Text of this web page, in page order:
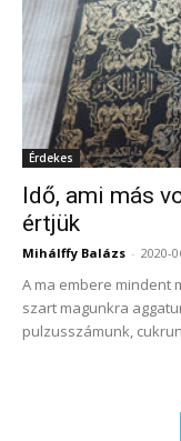
Érdekes
Idő, ami más
értjük
Mihálffy Balázs - 2020-
A ma embere mindent
szart magunkra
pulzusszámunk,